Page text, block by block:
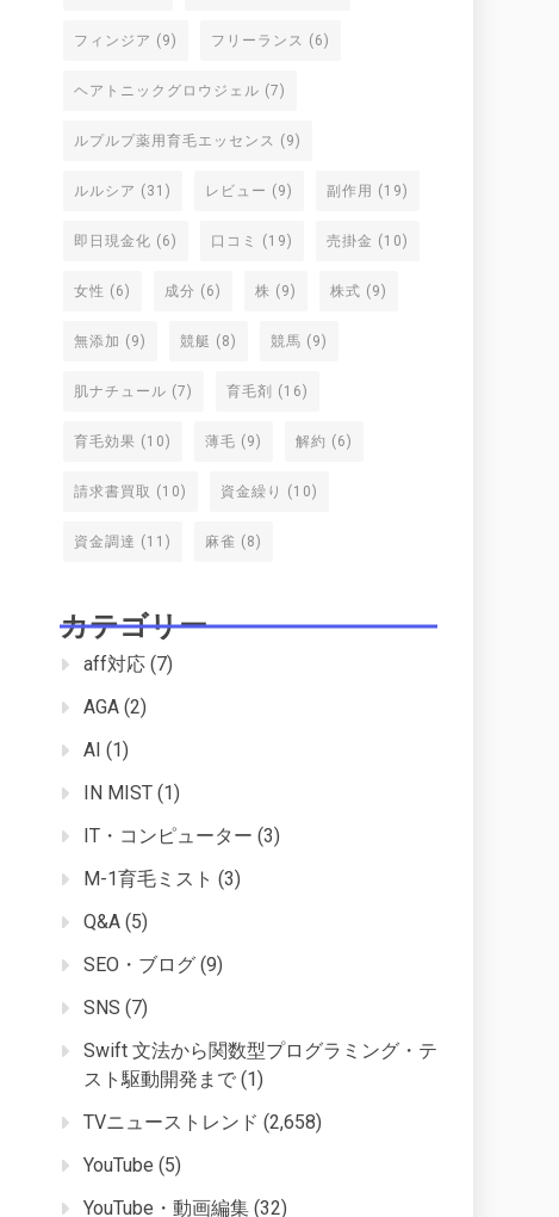
フィンジア (9) フリーランス (6)
ヘアトニックグロウジェル (7)
ルプルプ薬用育毛エッセンス (9)
ルルシア (31) レビュー (9) 副作用 (19)
即日現金化 (6) 口コミ (19) 売掛金 (10)
女性 (6) 成分 (6) 株 (9) 株式 (9)
無添加 (9) 競艇 (8) 競馬 (9)
肌ナチュール (7) 育毛剤 (16)
育毛効果 (10) 薄毛 (9) 解約 (6)
請求書買取 (10) 資金繰り (10)
資金調達 (11) 麻雀 (8)
カテゴリー
aff対応 (7)
AGA (2)
AI (1)
IN MIST (1)
IT・コンピューター (3)
M-1育毛ミスト (3)
Q&A (5)
SEO・ブログ (9)
SNS (7)
Swift 文法から関数型プログラミング・テ
スト駆動開発まで (1)
TVニューストレンド (2,658)
YouTube (5)
YouTube・動画編集 (32)